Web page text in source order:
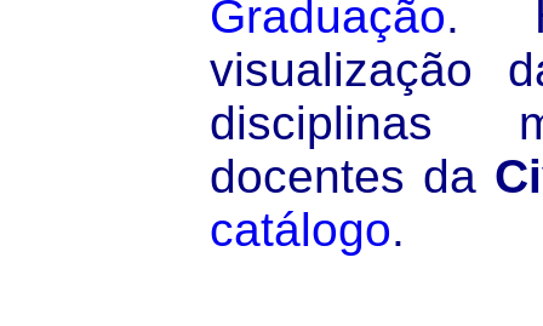
Graduação.
visualização
disciplinas
docentes da
catálogo.